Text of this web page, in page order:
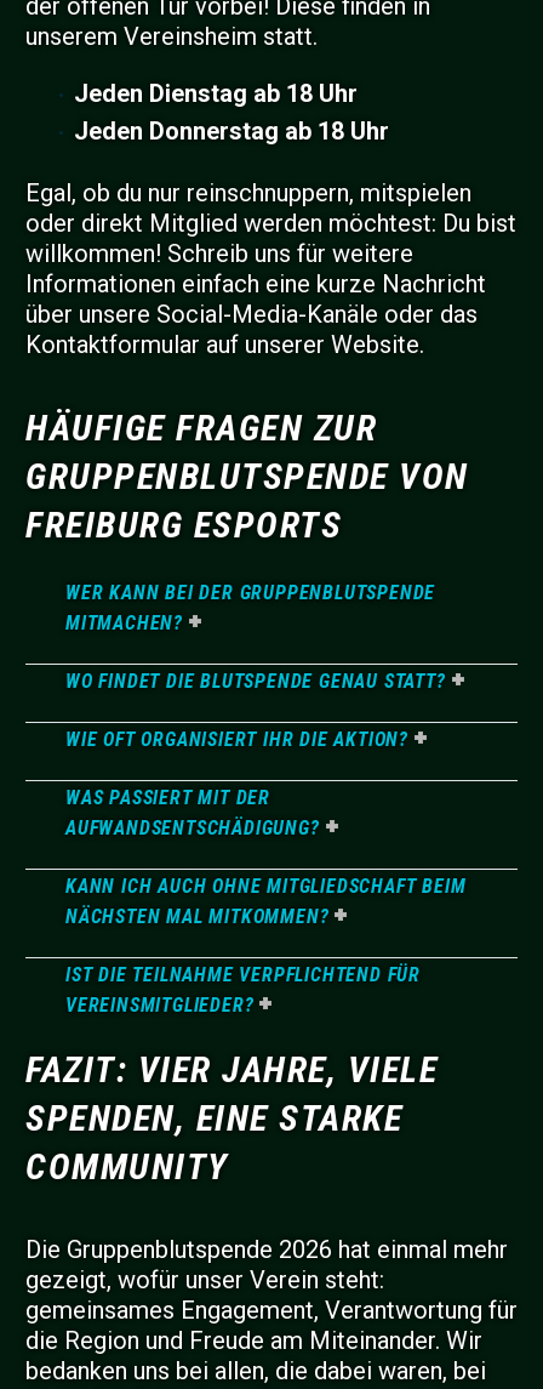
der offenen Tür vorbei! Diese finden in
unserem Vereinsheim statt.
Jeden Dienstag ab 18 Uhr
Jeden Donnerstag ab 18 Uhr
Egal, ob du nur reinschnuppern, mitspielen
oder direkt Mitglied werden möchtest: Du bist
willkommen! Schreib uns für weitere
Informationen einfach eine kurze Nachricht
über unsere Social-Media-Kanäle oder das
Kontaktformular auf unserer Website.
HÄUFIGE FRAGEN ZUR
GRUPPENBLUTSPENDE VON
FREIBURG ESPORTS
WER KANN BEI DER GRUPPENBLUTSPENDE
MITMACHEN?
WO FINDET DIE BLUTSPENDE GENAU STATT?
WIE OFT ORGANISIERT IHR DIE AKTION?
WAS PASSIERT MIT DER
AUFWANDSENTSCHÄDIGUNG?
KANN ICH AUCH OHNE MITGLIEDSCHAFT BEIM
NÄCHSTEN MAL MITKOMMEN?
IST DIE TEILNAHME VERPFLICHTEND FÜR
VEREINSMITGLIEDER?
FAZIT: VIER JAHRE, VIELE
SPENDEN, EINE STARKE
COMMUNITY
Die Gruppenblutspende 2026 hat einmal mehr
gezeigt, wofür unser Verein steht:
gemeinsames Engagement, Verantwortung für
die Region und Freude am Miteinander. Wir
bedanken uns bei allen, die dabei waren, bei